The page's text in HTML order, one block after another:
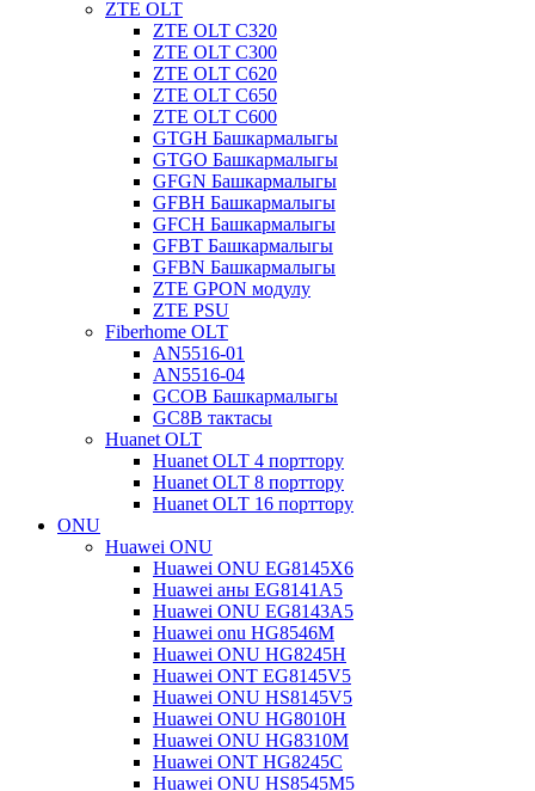
ZTE OLT
ZTE OLT C320
ZTE OLT C300
ZTE OLT C620
ZTE OLT C650
ZTE OLT C600
GTGH Башкармалыгы
GTGO Башкармалыгы
GFGN Башкармалыгы
GFBH Башкармалыгы
GFCH Башкармалыгы
GFBT Башкармалыгы
GFBN Башкармалыгы
ZTE GPON модулу
ZTE PSU
Fiberhome OLT
AN5516-01
AN5516-04
GCOB Башкармалыгы
GC8B тактасы
Huanet OLT
Huanet OLT 4 порттору
Huanet OLT 8 порттору
Huanet OLT 16 порттору
ONU
Huawei ONU
Huawei ONU EG8145X6
Huawei аны EG8141A5
Huawei ONU EG8143A5
Huawei onu HG8546M
Huawei ONU HG8245H
Huawei ONT EG8145V5
Huawei ONU HS8145V5
Huawei ONU HG8010H
Huawei ONU HG8310M
Huawei ONT HG8245C
Huawei ONU HS8545M5